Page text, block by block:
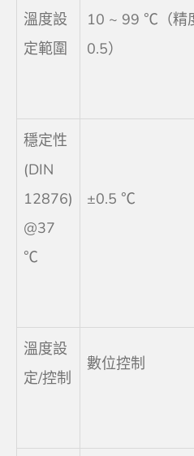
溫度設
定範圍
10 ~ 99 ℃（精
0.5）
穩定性
(DIN
12876)
@37
℃
±0.5 ℃
溫度設
定/控制
數位控制